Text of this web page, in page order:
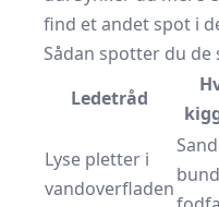
find et andet spot i
Sådan spotter du
Ledetråd
Lyse pletter i
vandoverfladen